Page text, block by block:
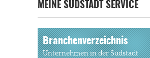
MEINE SÜDSTADT SERVICE
Branchenverzeichnis
Unternehmen in der Südstadt